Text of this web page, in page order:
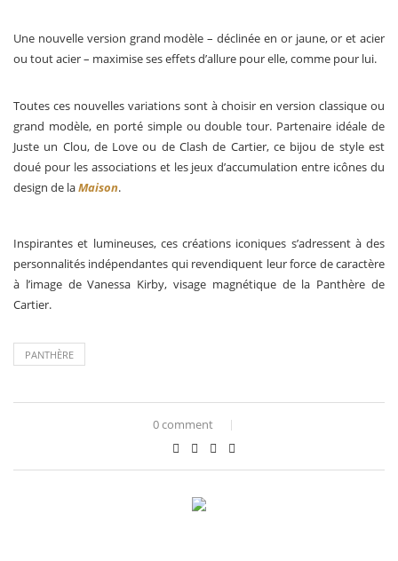
Une nouvelle version grand modèle – déclinée en or jaune, or et acier
ou tout acier – maximise ses effets d’allure pour elle, comme pour lui.
Toutes ces nouvelles variations sont à choisir en version classique ou
grand modèle, en porté simple ou double tour. Partenaire idéale de
Juste un Clou, de Love ou de Clash de Cartier, ce bijou de style est
doué pour les associations et les jeux d’accumulation entre icônes du
design de laMaison.
Inspirantes et lumineuses, ces créations iconiques s’adressent à des
personnalités indépendantes qui revendiquent leur force de caractère
à l’image de Vanessa Kirby, visage magnétique de la Panthère de
Cartier.
PANTHÈRE
0 comment